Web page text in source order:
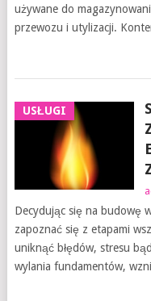
używane do
przewozu i utylizacji.
USŁUGI
Decydując się na budowę
zapoznać się z etapami
uniknąć błędów, stresu
wylania fundamentów,